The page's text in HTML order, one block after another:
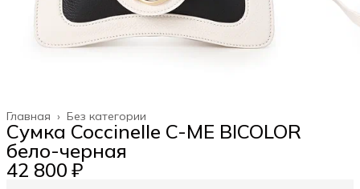
Без категории
Главная ›
Сумка Coccinelle C-ME BICOLOR
бело-черная
42 800 ₽